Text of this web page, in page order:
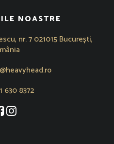
NOASTRE
nr. 7 021015 București,
630 8372
Se deschide într-o fereastră nouă
Se deschide într-o fereastră